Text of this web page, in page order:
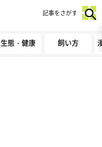
生態・健康 飼い方
記事をさがす